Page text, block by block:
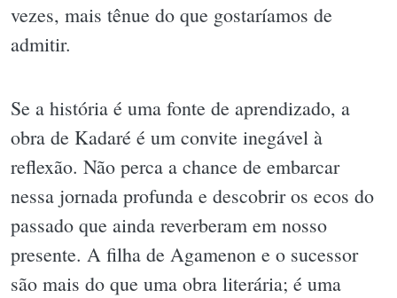
vezes, mais tênue do que gostaríamos de
admitir.
Se a história é uma fonte de aprendizado, a
obra de Kadaré é um convite inegável à
reflexão. Não perca a chance de embarcar
nessa jornada profunda e descobrir os ecos do
passado que ainda reverberam em nosso
presente. A filha de Agamenon e o sucessor
são mais do que uma obra literária; é uma